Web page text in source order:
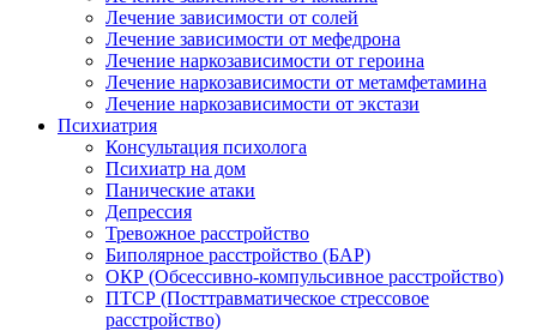
Лечение зависимости от солей
Лечение зависимости от мефедрона
Лечение наркозависимости от героина
Лечение наркозависимости от метамфетамина
Лечение наркозависимости от экстази
Психиатрия
Консультация психолога
Психиатр на дом
Панические атаки
Депрессия
Тревожное расстройство
Биполярное расстройство (БАР)
ОКР (Обсессивно-компульсивное расстройство)
ПТСР (Посттравматическое стрессовое
расстройство)